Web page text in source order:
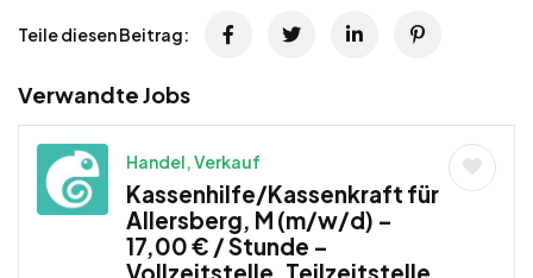
Teile diesen Beitrag:
Verwandte Jobs
Handel, Verkauf
Kassenhilfe/Kassenkraft für
Allersberg, M (m/w/d) –
17,00 € / Stunde –
Vollzeitstelle, Teilzeitstelle,